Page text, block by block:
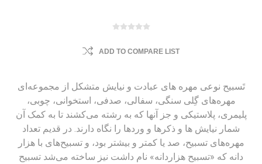
ADD TO COMPARE LIST
تَسبیح نوعی مهره های عبادت و نیایش متشکل از مجموعه‌ای
مهره‌های گِلی سنگی، سفالی، صدفی، استخوانی، چوبی،
پلیمری، پلاستیکی و جز آنها که به رشته می‌کشند تا به کمک آن
شمار نیایش ها و ذکرها و وردها را نگاه دارند. در قدیم تعداد
مهره‌های تسبیح، صد یا کمتر و بیشتر بود، و تسبیح‌های با هزار
دانه که «تسبیح هزاردانه» نام داشت نیز ساخته می‌شد تسبیح